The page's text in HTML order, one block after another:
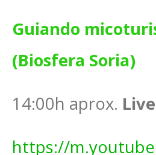
Guiando
(Biosfera Soria)
14:00h aprox.
https://